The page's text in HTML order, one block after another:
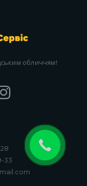
обличчям!
33